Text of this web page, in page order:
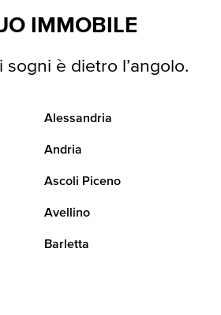
IMMOBILE
sogni è dietro l’angolo.
Alessandria
Andria
Ascoli Piceno
Avellino
Barletta